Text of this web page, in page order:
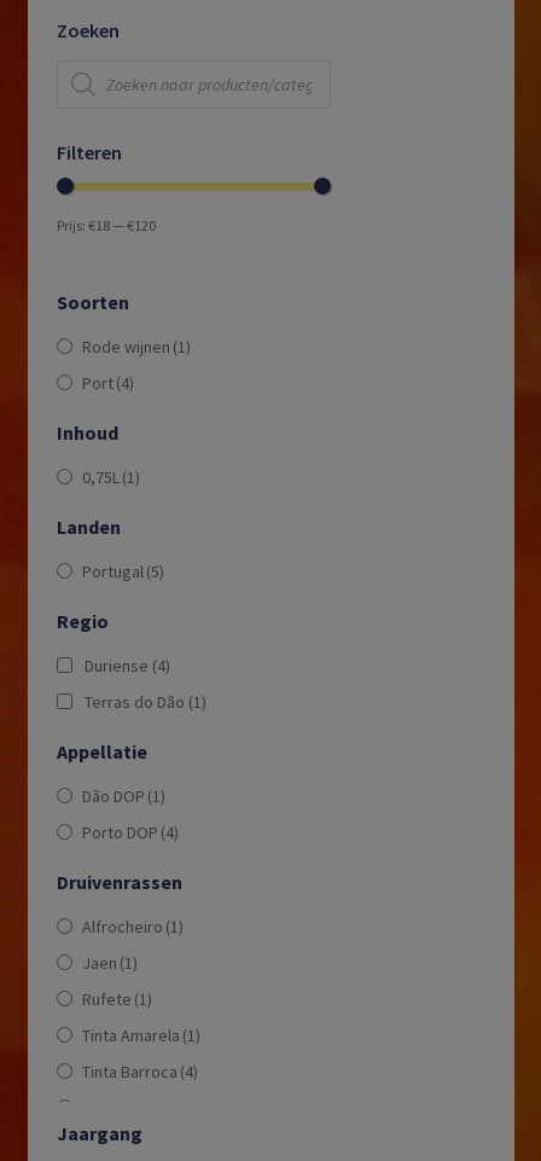
Zoeken
Producten
zoeken
Filteren
Prijs: €18— €120
Soorten
Rode wijnen (1)
Port(4)
Inhoud
0,75L (1)
Landen
Portugal (5)
Regio
Duriense (4)
Terras do Dão (1)
Appellatie
Dão DOP (1)
Porto DOP (4)
Druivenrassen
Alfrocheiro (1)
Jaen (1)
Rufete (1)
Tinta Amarela (1)
Tinta Barroca (4)
Tinta Roriz
Jaargang